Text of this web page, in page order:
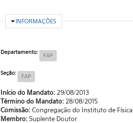
OCULTAR
INFORMAÇÕES
Departamento: FAP
Seção: FAP
Início do Mandato: 29/08/2013
Término do Mandato: 28/08/2015
Comissão:Congregação do Instituto de Física
Membro:Suplente Doutor